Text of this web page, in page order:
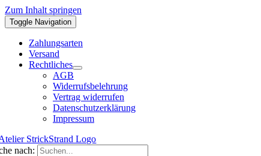
Zum Inhalt springen
Toggle Navigation
Zahlungsarten
Versand
Rechtliches
AGB
Widerrufsbelehrung
Vertrag widerrufen
Datenschutzerklärung
Impressum
nach: